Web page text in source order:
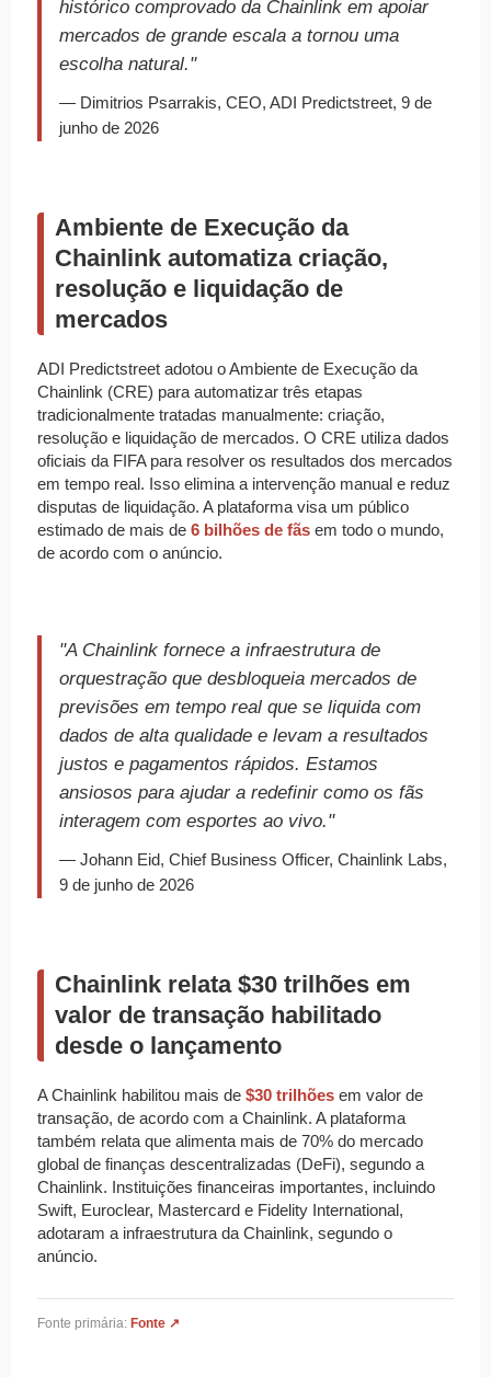
histórico comprovado da Chainlink em apoiar
mercados de grande escala a tornou uma
escolha natural."
— Dimitrios Psarrakis, CEO, ADI Predictstreet, 9 de
junho de 2026
Ambiente de Execução da
Chainlink automatiza criação,
resolução e liquidação de
mercados
ADI Predictstreet adotou o Ambiente de Execução da
Chainlink (CRE) para automatizar três etapas
tradicionalmente tratadas manualmente: criação,
resolução e liquidação de mercados. O CRE utiliza dados
oficiais da FIFA para resolver os resultados dos mercados
em tempo real. Isso elimina a intervenção manual e reduz
disputas de liquidação. A plataforma visa um público
estimado de mais de 6 bilhões de fãs em todo o mundo,
de acordo com o anúncio.
"A Chainlink fornece a infraestrutura de
orquestração que desbloqueia mercados de
previsões em tempo real que se liquida com
dados de alta qualidade e levam a resultados
justos e pagamentos rápidos. Estamos
ansiosos para ajudar a redefinir como os fãs
interagem com esportes ao vivo."
— Johann Eid, Chief Business Officer, Chainlink Labs,
9 de junho de 2026
Chainlink relata $30 trilhões em
valor de transação habilitado
desde o lançamento
A Chainlink habilitou mais de $30 trilhões em valor de
transação, de acordo com a Chainlink. A plataforma
também relata que alimenta mais de 70% do mercado
global de finanças descentralizadas (DeFi), segundo a
Chainlink. Instituições financeiras importantes, incluindo
Swift, Euroclear, Mastercard e Fidelity International,
adotaram a infraestrutura da Chainlink, segundo o
anúncio.
Fonte primária: Fonte ↗